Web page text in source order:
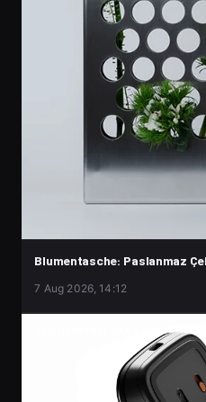
Blumentasche: Paslanmaz
7 Aug 2026, 14:12